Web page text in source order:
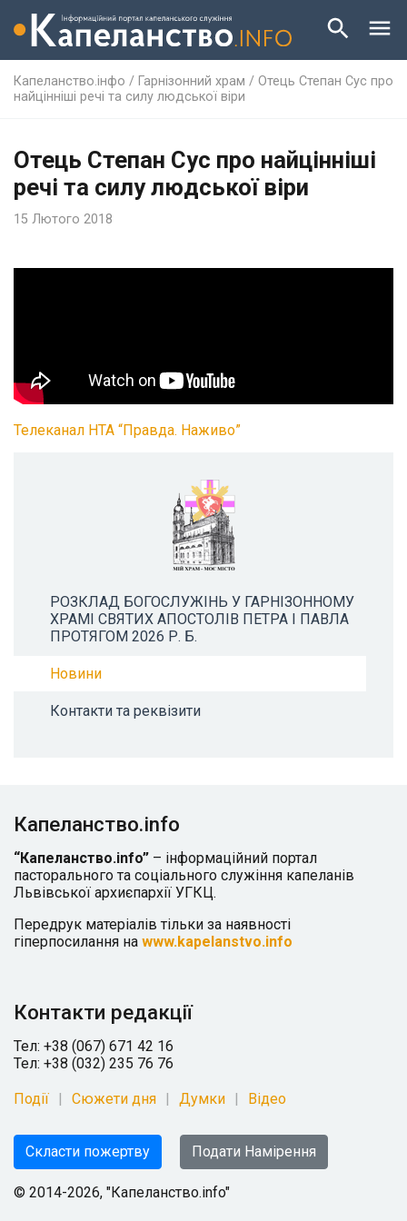
Капеланство.інфо / Гарнізонний храм / Отець Степан Сус про
найцінніші речі та силу людської віри
Отець Степан Сус про найцінніші
речі та силу людської віри
15 Лютого 2018
Телеканал НТА “Правда. Наживо”
РОЗКЛАД БОГОСЛУЖІНЬ У ГАРНІЗОННОМУ
ХРАМІ СВЯТИХ АПОСТОЛІВ ПЕТРА І ПАВЛА
ПРОТЯГОМ 2026 Р. Б.
Новини
Контакти та реквізити
Капеланство.info
“Капеланство.info” – інформаційний портал
пасторального та соціального служіння капеланів
Львівської архиєпархії УГКЦ.
Передрук матеріалів тільки за наявності
гіперпосилання на www.kapelanstvo.info
Контакти редакції
Тел: +38 (067) 671 42 16
Тел: +38 (032) 235 76 76
Події Сюжети дня Думки Відео
Скласти пожертву Подати Намірення
© 2014-2026, "Капеланство.info"